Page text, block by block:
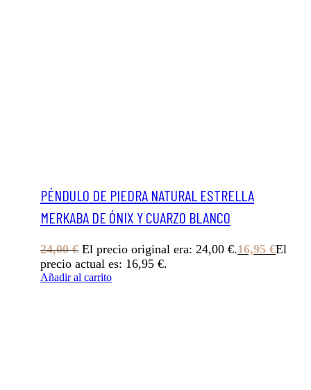
PÉNDULO DE PIEDRA NATURAL ESTRELLA
MERKABA DE ÓNIX Y CUARZO BLANCO
24,00€ El precio original era: 24,00 €.16,95 €El
precio actual es: 16,95 €.
Añadir al carrito